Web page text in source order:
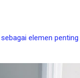
elemen